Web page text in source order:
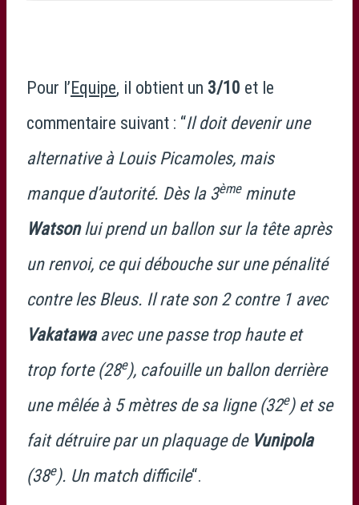
Pour l’Equipe, il obtient un 3/10 et le
commentaire suivant : “Il doit devenir une
alternative à Louis Picamoles, mais
manque d’autorité. Dès la 3èmeminute
Watsonlui prend un ballon sur la tête après
un renvoi, ce qui débouche sur une pénalité
contre les Bleus. Il rate son 2 contre 1 avec
Vakatawaavec une passe trop haute et
trop forte (28e), cafouille un ballon derrière
une mêlée à 5 mètres de sa ligne (32e) et se
fait détruire par un plaquage de Vunipola
(38e). Un match difficile“.